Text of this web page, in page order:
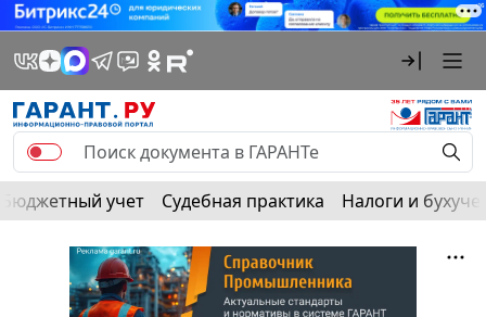
Бюджетный учет Судебная практика Налоги и